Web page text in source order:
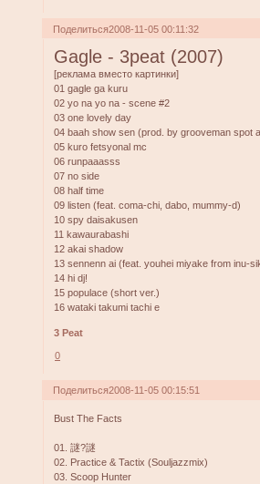
Поделиться2008-11-05 00:11:32
Gagle - 3peat (2007)
[реклама вместо картинки]
01 gagle ga kuru
02 yo na yo na - scene #2
03 one lovely day
04 baah show sen (prod. by grooveman spot
05 kuro fetsyonal mc
06 runpaaasss
07 no side
08 half time
09 listen (feat. coma-chi, dabo, mummy-d)
10 spy daisakusen
11 kawaurabashi
12 akai shadow
13 sennenn ai (feat. youhei miyake from inu-
14 hi dj!
15 populace (short ver.)
16 wataki takumi tachi e
3 Peat
0
Поделиться2008-11-05 00:15:51
Bust The Facts
01. 謎?謎
02. Practice & Tactix (Souljazzmix)
03. Scoop Hunter